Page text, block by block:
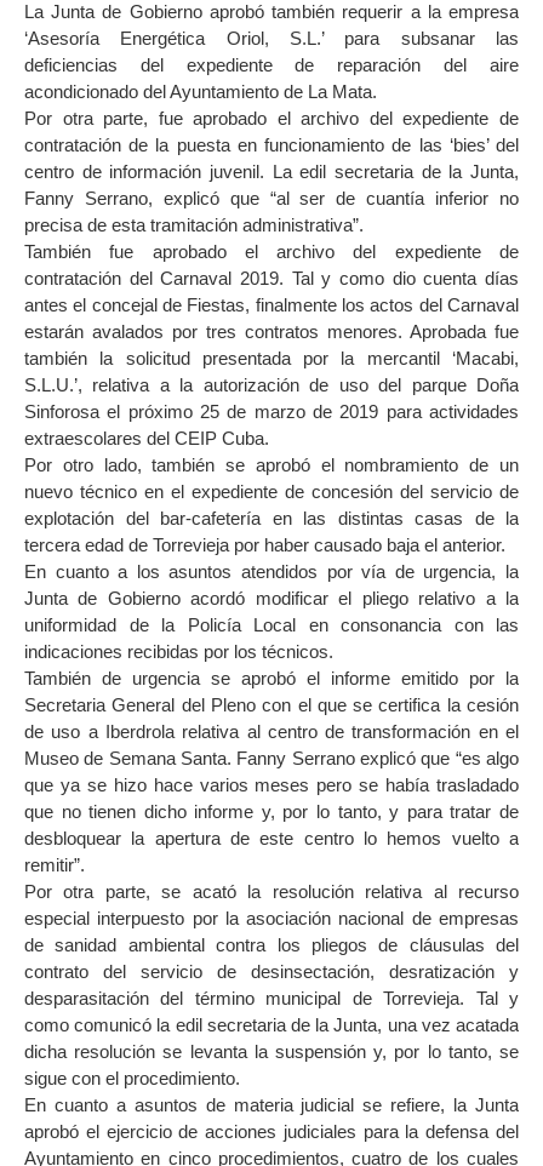
La Junta de Gobierno aprobó también requerir a la empresa
‘Asesoría Energética Oriol, S.L.’ para subsanar las
deficiencias del expediente de reparación del aire
acondicionado del Ayuntamiento de La Mata.
Por otra parte, fue aprobado el archivo del expediente de
contratación de la puesta en funcionamiento de las ‘bies’ del
centro de información juvenil. La edil secretaria de la Junta,
Fanny Serrano, explicó que “al ser de cuantía inferior no
precisa de esta tramitación administrativa”.
También fue aprobado el archivo del expediente de
contratación del Carnaval 2019. Tal y como dio cuenta días
antes el concejal de Fiestas, finalmente los actos del Carnaval
estarán avalados por tres contratos menores. Aprobada fue
también la solicitud presentada por la mercantil ‘Macabi,
S.L.U.’, relativa a la autorización de uso del parque Doña
Sinforosa el próximo 25 de marzo de 2019 para actividades
extraescolares del CEIP Cuba.
Por otro lado, también se aprobó el nombramiento de un
nuevo técnico en el expediente de concesión del servicio de
explotación del bar-cafetería en las distintas casas de la
tercera edad de Torrevieja por haber causado baja el anterior.
En cuanto a los asuntos atendidos por vía de urgencia, la
Junta de Gobierno acordó modificar el pliego relativo a la
uniformidad de la Policía Local en consonancia con las
indicaciones recibidas por los técnicos.
También de urgencia se aprobó el informe emitido por la
Secretaria General del Pleno con el que se certifica la cesión
de uso a Iberdrola relativa al centro de transformación en el
Museo de Semana Santa. Fanny Serrano explicó que “es algo
que ya se hizo hace varios meses pero se había trasladado
que no tienen dicho informe y, por lo tanto, y para tratar de
desbloquear la apertura de este centro lo hemos vuelto a
remitir”.
Por otra parte, se acató la resolución relativa al recurso
especial interpuesto por la asociación nacional de empresas
de sanidad ambiental contra los pliegos de cláusulas del
contrato del servicio de desinsectación, desratización y
desparasitación del término municipal de Torrevieja. Tal y
como comunicó la edil secretaria de la Junta, una vez acatada
dicha resolución se levanta la suspensión y, por lo tanto, se
sigue con el procedimiento.
En cuanto a asuntos de materia judicial se refiere, la Junta
aprobó el ejercicio de acciones judiciales para la defensa del
Ayuntamiento en cinco procedimientos, cuatro de los cuales